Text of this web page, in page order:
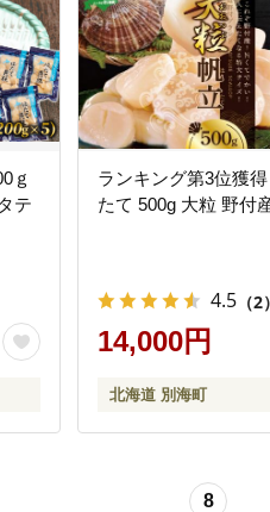
ｇ
テ
ランキング第3位獲
たて 500g 大粒 野付
4.5 （2）
14,000円
北海道 別海町
8